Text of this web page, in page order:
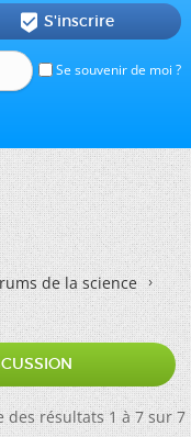
Se souvenir de moi ?
 S'inscrire
de la science
des résultats 1 à 7 sur 7